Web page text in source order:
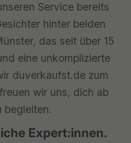
Service bereits
hinter beiden
das seit über 15
eine unkomplizierte
duverkaufst.de zum
wir uns, dich ab
begleiten.
Expert:innen.